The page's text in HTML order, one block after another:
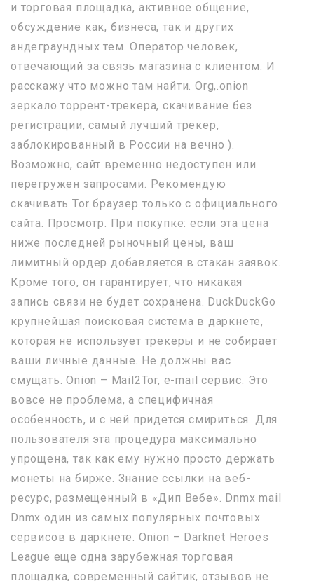
и торговая площадка, активное общение,
обсуждение как, бизнеса, так и других
андеграундных тем. Оператор человек,
отвечающий за связь магазина с клиентом. И
расскажу что можно там найти. Org,.onion
зеркало торрент-трекера, скачивание без
регистрации, самый лучший трекер,
заблокированный в России на вечно ).
Возможно, сайт временно недоступен или
перегружен запросами. Рекомендую
скачивать Tor браузер только с официального
сайта. Просмотр. При покупке: если эта цена
ниже последней рыночный цены, ваш
лимитный ордер добавляется в стакан заявок.
Кроме того, он гарантирует, что никакая
запись связи не будет сохранена. DuckDuckGo
крупнейшая поисковая система в даркнете,
которая не использует трекеры и не собирает
ваши личные данные. Не должны вас
смущать. Onion – Mail2Tor, e-mail сервис. Это
вовсе не проблема, а специфичная
особенность, и с ней придется смириться. Для
пользователя эта процедура максимально
упрощена, так как ему нужно просто держать
монеты на бирже. Знание ссылки на веб-
ресурс, размещенный в «Дип Вебе». Dnmx mail
Dnmx один из самых популярных почтовых
сервисов в даркнете. Onion – Darknet Heroes
League еще одна зарубежная торговая
площадка, современный сайтик, отзывов не